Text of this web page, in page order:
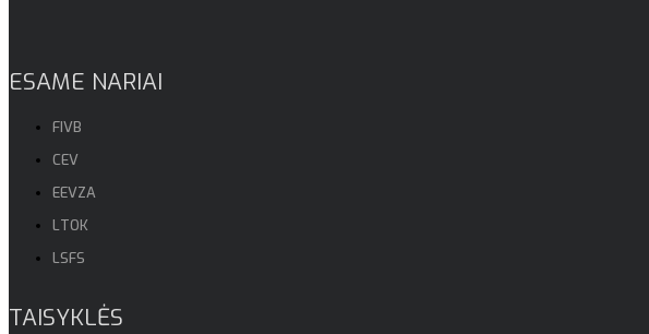
ESAME NARIAI
FIVB
CEV
EEVZA
LTOK
LSFS
TAISYKLĖS